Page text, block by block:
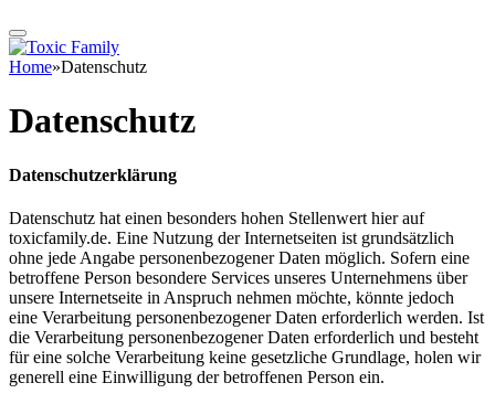
Home»Datenschutz
Datenschutz
Datenschutzerklärung
Datenschutz hat einen besonders hohen Stellenwert hier auf
toxicfamily.de. Eine Nutzung der Internetseiten ist grundsätzlich
ohne jede Angabe personenbezogener Daten möglich. Sofern eine
betroffene Person besondere Services unseres Unternehmens über
unsere Internetseite in Anspruch nehmen möchte, könnte jedoch
eine Verarbeitung personenbezogener Daten erforderlich werden. Ist
die Verarbeitung personenbezogener Daten erforderlich und besteht
für eine solche Verarbeitung keine gesetzliche Grundlage, holen wir
generell eine Einwilligung der betroffenen Person ein.